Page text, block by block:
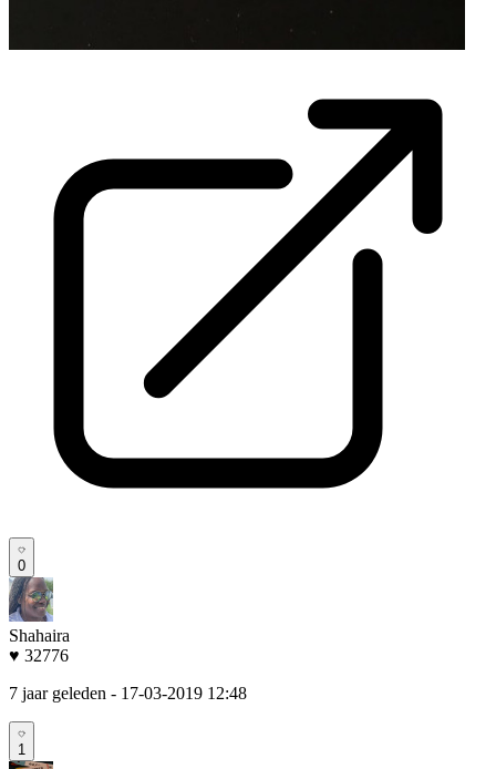
0
Shahaira
♥ 32776
7 jaar geleden - 17-03-2019 12:48
1